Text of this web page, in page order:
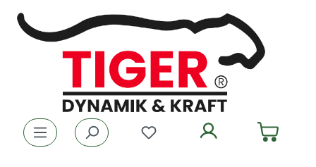
Zum Hauptinhalt springen
Du hast 0 Produkte auf